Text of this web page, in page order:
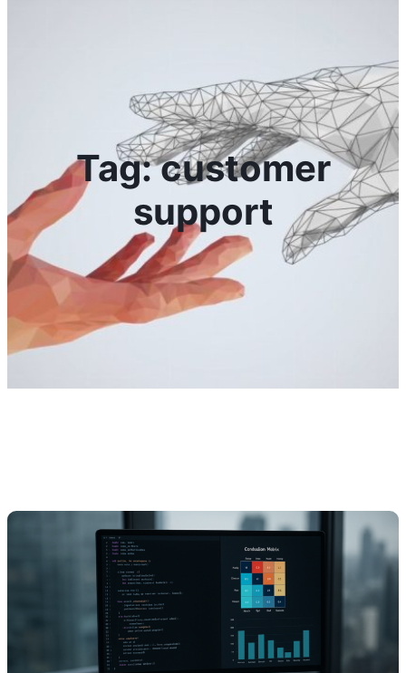
Tag:customer
support